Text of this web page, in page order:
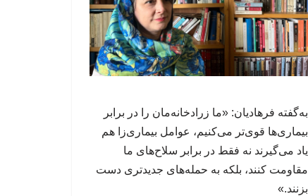
به‌گفته فرهادیان: «ما زرادخانه‌مان را در برابر
بیماری‌ها قوی‌تر می‌کنیم، عوامل‌ بیماری‌زا هم
یاد می‌گیرند نه فقط در برابر سلاح‌های ما
مقاومت کنند، بلکه به حمله‌های جدیدتری دست
بزنند.»